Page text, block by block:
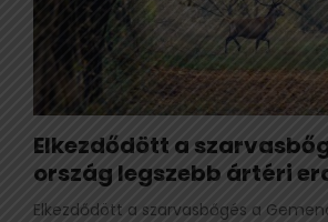
Elkezdődött a
ország legszebb ártéri
Elkezdődött a szarvasbőgés a